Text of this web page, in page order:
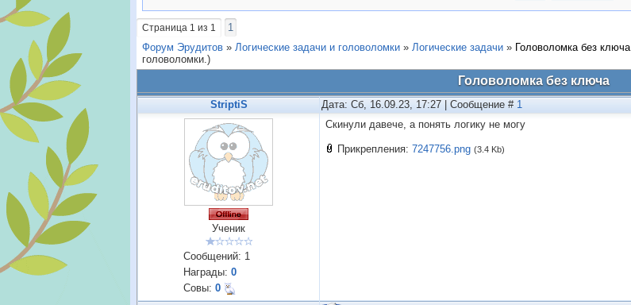
Страница 1 из 1
1
Форум Эрудитов » Логические задачи и головоломки » Логические задачи » Головоломка без ключа
головоломки.)
Головоломка без ключа
StriptiS Дата: Сб, 16.09.23, 17:27 | Сообщение # 1
Ученик
Сообщений: 1
Награды: 0
Совы: 0
Скинули давече, а понять логику не могу
Прикрепления: 7247756.png (3.4 Kb)